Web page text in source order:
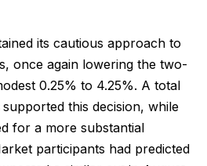
its cautious approach to
once again lowering the two-
0.25% to 4.25%. A total
this decision, while
for a more substantial
participants had predicted